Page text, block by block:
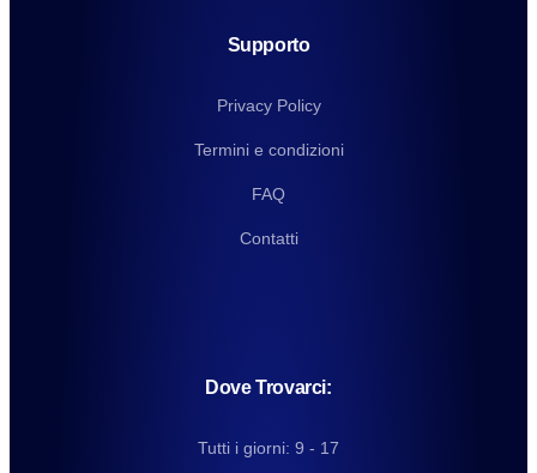
Supporto
Privacy Policy
Termini e condizioni
FAQ
Contatti
Dove Trovarci:
Tutti i giorni: 9 - 17